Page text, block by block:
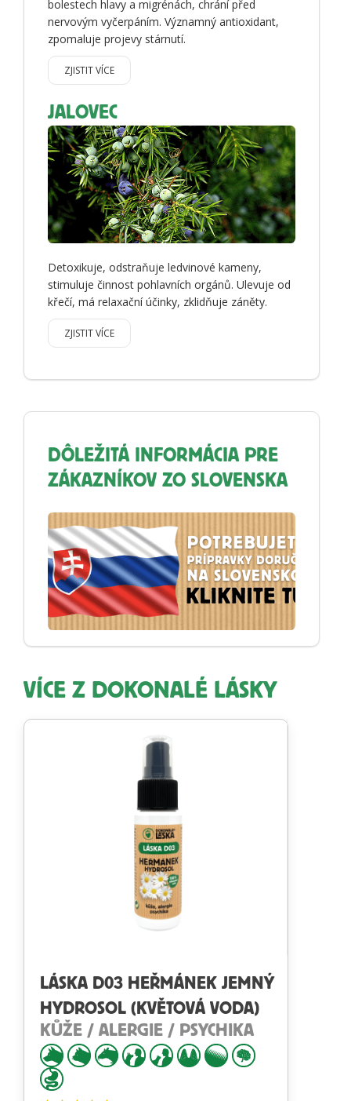
bolestech hlavy a migrénách, chrání před
nervovým vyčerpáním. Významný antioxidant,
zpomaluje projevy stárnutí.
ZJISTIT VÍCE
JALOVEC
Detoxikuje, odstraňuje ledvinové kameny,
stimuluje činnost pohlavních orgánů. Ulevuje od
křečí, má relaxační účinky, zklidňuje záněty.
ZJISTIT VÍCE
DÔLEŽITÁ INFORMÁCIA PRE
ZÁKAZNÍKOV ZO SLOVENSKA
VÍCE Z DOKONALÉ LÁSKY
LÁSKA D03 HEŘMÁNEK JEMNÝ
HYDROSOL (KVĚTOVÁ VODA)
KŮŽE / ALERGIE / PSYCHIKA